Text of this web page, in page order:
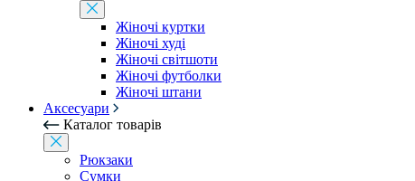
Жіночі куртки
Жіночі худі
Жіночі світшоти
Жіночі футболки
Жіночі штани
Аксесуари
Каталог товарів
Рюкзаки
Сумки